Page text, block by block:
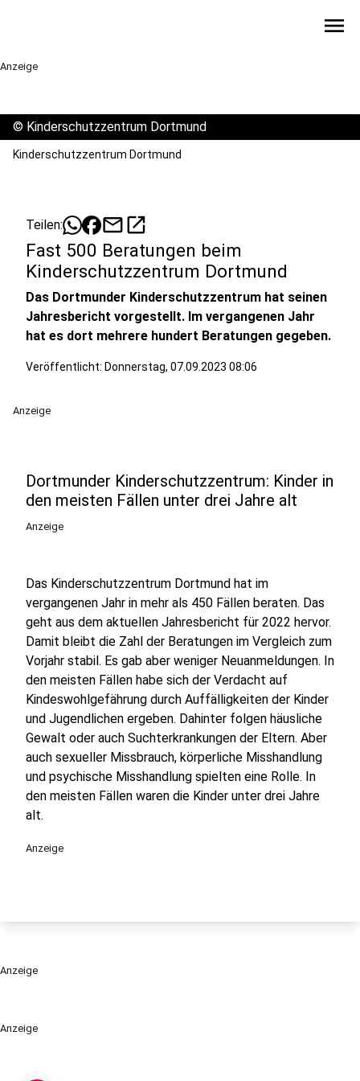
menu
Anzeige
Anzeige
© Kinderschutzzentrum Dortmund
Kinderschutzzentrum Dortmund
Teilen: mailopen_in_new
Fast 500 Beratungen beim
Kinderschutzzentrum Dortmund
Das Dortmunder Kinderschutzzentrum hat seinen
Jahresbericht vorgestellt. Im vergangenen Jahr
hat es dort mehrere hundert Beratungen gegeben.
Veröffentlicht: Donnerstag, 07.09.2023 08:06
Anzeige
Dortmunder Kinderschutzzentrum: Kinder in
den meisten Fällen unter drei Jahre alt
Anzeige
Das Kinderschutzzentrum Dortmund hat im
vergangenen Jahr in mehr als 450 Fällen beraten. Das
geht aus dem aktuellen Jahresbericht für 2022 hervor.
Damit bleibt die Zahl der Beratungen im Vergleich zum
Vorjahr stabil. Es gab aber weniger Neuanmeldungen. In
den meisten Fällen habe sich der Verdacht auf
Kindeswohlgefährung durch Auffälligkeiten der Kinder
und Jugendlichen ergeben. Dahinter folgen häusliche
Gewalt oder auch Suchterkrankungen der Eltern. Aber
auch sexueller Missbrauch, körperliche Misshandlung
und psychische Misshandlung spielten eine Rolle. In
den meisten Fällen waren die Kinder unter drei Jahre
alt.
Anzeige
Anzeige